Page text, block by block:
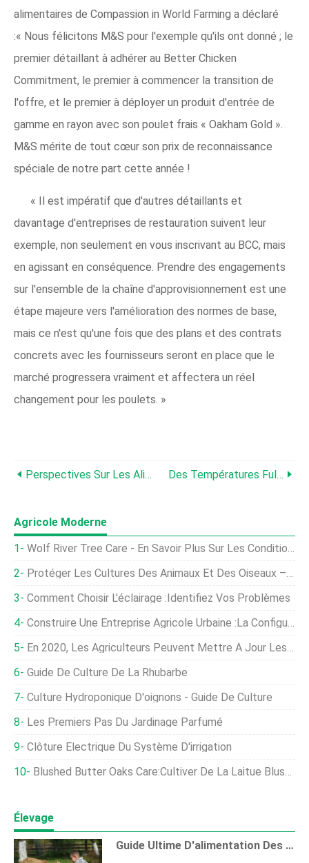
alimentaires de Compassion in World Farming a déclaré
:« Nous félicitons M&S pour l'exemple qu'ils ont donné ; le
premier détaillant à adhérer au Better Chicken
Commitment, le premier à commencer la transition de
l'offre, et le premier à déployer un produit d'entrée de
gamme en rayon avec son poulet frais « Oakham Gold ».
M&S mérite de tout cœur son prix de reconnaissance
spéciale de notre part cette année !
« Il est impératif que d'autres détaillants et
davantage d'entreprises de restauration suivent leur
exemple, non seulement en vous inscrivant au BCC, mais
en agissant en conséquence. Prendre des engagements
sur l'ensemble de la chaîne d'approvisionnement est une
étape majeure vers l'amélioration des normes de base,
mais ce n'est qu'une fois que des plans et des contrats
concrets avec les fournisseurs seront en place que le
marché progressera vraiment et affectera un réel
changement pour les poulets. »
Perspectives Sur Les Aliments De Démarrage Pour Poulets De Chair En Chine, Après Un An Sans AGP Des Températures Fulgurantes Dans Le Nord-Ouest Des États-Unis Menacent Les Animaux, Agriculteurs Et Ouvriers
Agricole Moderne
Wolf River Tree Care - En Savoir Plus Sur Les Conditions De Croissance Des Pommes De Wolf River
Protéger Les Cultures Des Animaux Et Des Oiseaux – Idées, Des Astuces
Comment Choisir L'éclairage :identifiez Vos Problèmes
Construire Une Entreprise Agricole Urbaine :la Configuration Et Les Chiffres
En 2020, Les Agriculteurs Peuvent Mettre À Jour Les Rendements Des Automates
Guide De Culture De La Rhubarbe
Culture Hydroponique D'oignons - Guide De Culture
Les Premiers Pas Du Jardinage Parfumé
Clôture Électrique Du Système D'irrigation
Blushed Butter Oaks Care:Cultiver De La Laitue Blushed Butter Oaks Dans Le Jardin
Élevage
Guide Ultime D'alimentation Des Chèvres